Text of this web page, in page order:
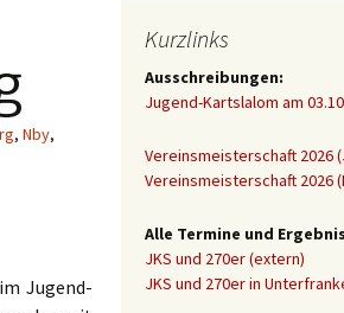
, Nby,
Jugend-
Kurzlinks
Ausschreibungen:
Jugend-Kartslalom am
Vereinsmeisterschaft 2026
Vereinsmeisterschaft 2026
Alle Termine und
JKS und 270er (extern)
JKS und 270er in